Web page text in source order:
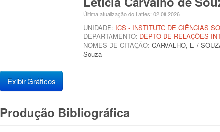
Última atualização do Lattes: 02.08.2026
UNIDADE: ICS - INSTITUTO DE CIÊNCIAS
DEPARTAMENTO: DEPTO DE RELAÇÕES
NOMES DE CITAÇÃO: CARVALHO, L. /
Souza
Exibir Gráficos
Produção Bibliográfica